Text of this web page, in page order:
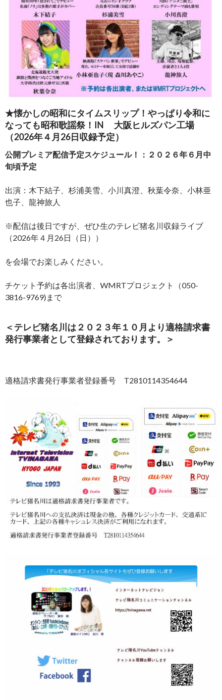
★懐かしの昭和にタイムスリップ！やっぱり令和に
なっても昭和歌謡祭！IN 大阪ヒルズパン工場
（2026年４月26日収録予定）
公開プレミア配信予定スケジュール！：２０２６年６月中
旬頃予定
出演：木下結子、杉浦美雪、小川真澄、秋葉令奈、小林亜
也子、龍神旅人
※配信は後日ですが、ぜひ生のテレビ猪名川収録ライブ
（2026年４月26日（日））
を会場でお楽しみください。
チケット予約は各出演者、WMRTプロジェクト（050-
3816-9769)まで
＜テレビ猪名川は２０２３年１０月より適格請求書
発行事業者として登録されております。＞
適格請求書発行事業者登録番号 T2810114354644